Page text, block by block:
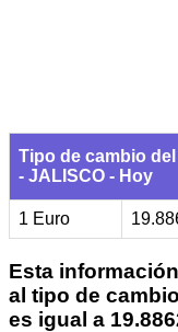
Tipo de cambio
- JALISCO - Hoy
1 Euro
Esta
al tipo de
es igual a